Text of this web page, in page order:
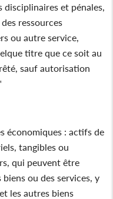
et pénales,
ressources
ou autre service,
titre que ce soit au
sauf autorisation
économiques : actifs de
tangibles ou
qui peuvent être
ou des services, y
les autres biens